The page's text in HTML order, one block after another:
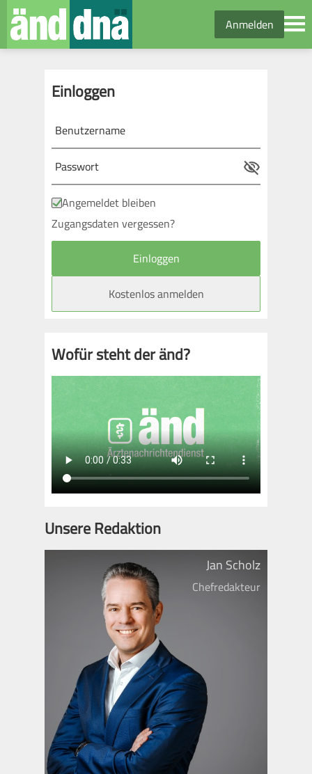
Anmelden
Einloggen
Angemeldet bleiben
Zugangsdaten vergessen?
Kostenlos anmelden
Wofür steht der änd?
Unsere Redaktion
Jan Scholz
Chefredakteur